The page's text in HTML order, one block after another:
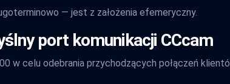
— jest z założenia efemeryczny.
port komunikacji CCcam
w celu odebrania przychodzących połączeń